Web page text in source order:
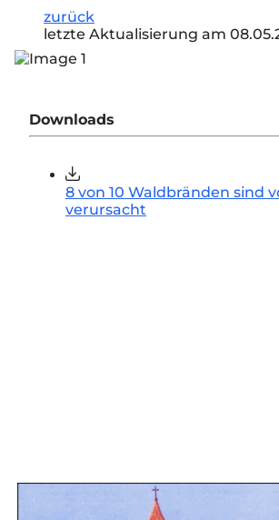
zurück
letzte Aktualisierung am
Downloads
8 von 10 Waldbränden sind
verursacht